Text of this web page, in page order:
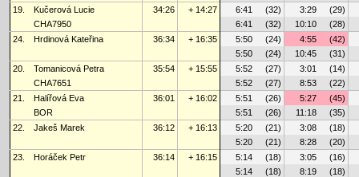
19.
Kučerová Lucie 34:26 + 14:27 6:41 (32) 3:29
(29)
CHA7950
6:41 (32) 10:10
(28)
24.
Hrdinová Kateřina 36:34 + 16:35 5:50 (24) 4:55
(42)
5:50
(24) 10:45
(31)
20.
Tomanicová Petra 35:54 + 15:55 5:52 (27) 3:01
(14)
CHA7651
5:52 (27) 8:53
(22)
21.
Halířová Eva 36:01 + 16:02 5:51 (26) 5:27
(45)
BOR
5:51 (26) 11:18
(35)
22.
Jakeš Marek 36:12 + 16:13 5:20 (21) 3:08
(18)
5:20
(21) 8:28
(20)
23.
Horáček Petr 36:14 + 16:15 5:14 (18) 3:05
(16)
5:14
(18) 8:19
(18)